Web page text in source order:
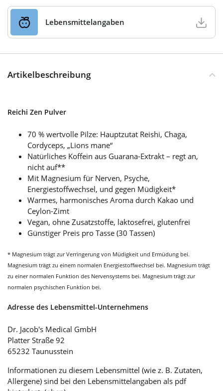
Lebensmittelangaben
Artikelbeschreibung
Reichi Zen Pulver
70 % wertvolle Pilze: Hauptzutat Reishi, Chaga,
Cordyceps, „Lions mane“
Natürliches Koffein aus Guarana-Extrakt – regt an,
nicht auf**
Mit Magnesium für Nerven, Psyche,
Energiestoffwechsel, und gegen Müdigkeit*
Warmes, harmonisches Aroma durch Kakao und
Ceylon-Zimt
Vegan, ohne Zusatzstoffe, laktosefrei, glutenfrei
Günstiger Preis pro Tasse (30 Tassen)
* Magnesium trägt zur Verringerung von Müdigkeit und Ermüdung bei.
Magnesium trägt zu einem normalen Energiestoffwechsel bei. Magnesium trägt
zu einer normalen Funktion des Nervensystems bei. Magnesium trägt zur
normalen psychischen Funktion bei.
Adresse des Lebensmittel-Unternehmens
Dr. Jacob's Medical GmbH
Platter Straße 92
65232 Taunusstein
Informationen zu diesem Lebensmittel (wie z. B. Zutaten,
Allergene) sind bei den Lebensmittelangaben als pdf